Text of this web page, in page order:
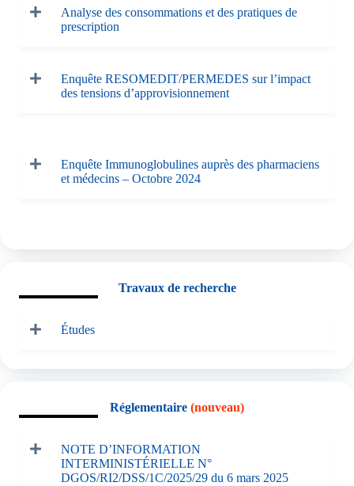
Analyse des consommations et des pratiques de
prescription
Enquête RESOMEDIT/PERMEDES sur l’impact
des tensions d’approvisionnement
Enquête Immunoglobulines auprès des pharmaciens
et médecins – Octobre 2024
Travaux de recherche
Études
Réglementaire (nouveau)
NOTE D’INFORMATION
INTERMINISTÉRIELLE N°
DGOS/RI2/DSS/1C/2025/29 du 6 mars 2025